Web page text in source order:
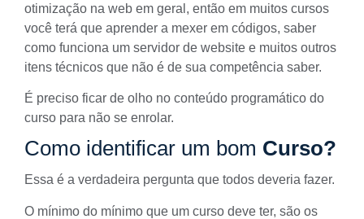
otimização na web em geral, então em muitos cursos
você terá que aprender a mexer em códigos, saber
como funciona um servidor de website e muitos outros
itens técnicos que não é de sua competência saber.
É preciso ficar de olho no conteúdo programático do
curso para não se enrolar.
Como identificar um bom Curso?
Essa é a verdadeira pergunta que todos deveria fazer.
O mínimo do mínimo que um curso deve ter, são os